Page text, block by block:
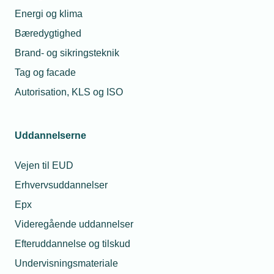
Energi og klima
Bæredygtighed
Brand- og sikringsteknik
Tag og facade
Autorisation, KLS og ISO
Uddannelserne
Vejen til EUD
Erhvervsuddannelser
Epx
Videregående uddannelser
Efteruddannelse og tilskud
Undervisningsmateriale
et fokus på bæredygtighed/ESG fra
jeres side?
Kilde: TEKNIQ Arbejdsgivernes Diverse spørgeskema,
2023, 1.510 besvarelser.
Læs mere om samme emne:
Bæredygtighed
Bæredygtig
Bæredygtighedsnetværk